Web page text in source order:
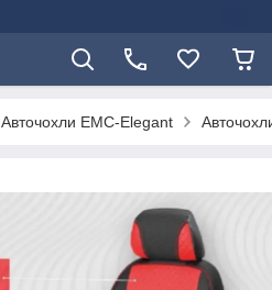
Авточохли EMC-Elegant